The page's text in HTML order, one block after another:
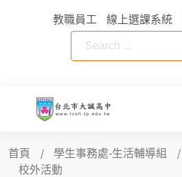
教職員工 線上選課系統
首頁 學生事務處-生活輔導組
校外活動